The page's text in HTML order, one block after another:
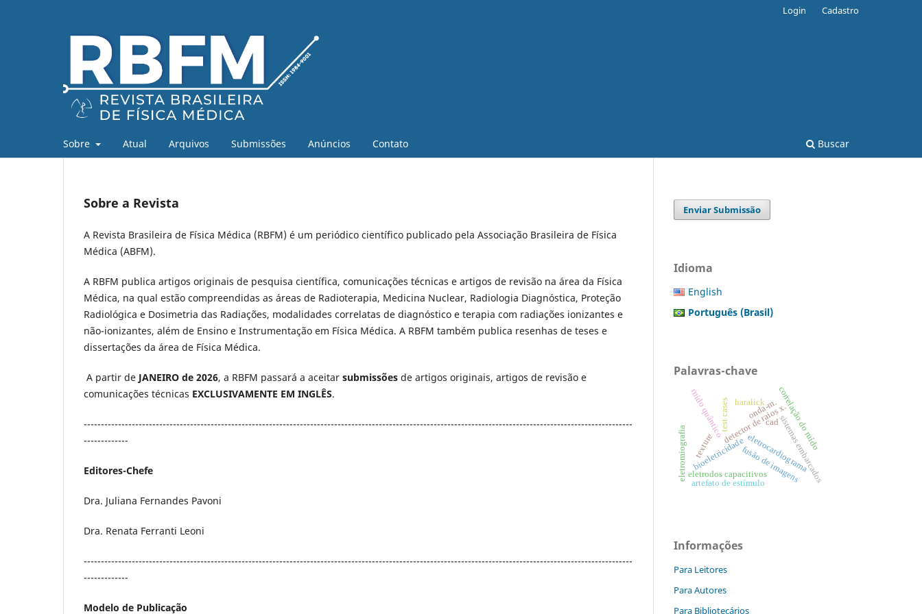
Sobre Atual Arquivos Submissões Anúncios Contato Buscar
Login Cadastro
Sobre a Revista
A Revista Brasileira de Física Médica (RBFM) é um periódico científico publicado pela Associação Brasileira de Física
Médica (ABFM).
A RBFM publica artigos originais de pesquisa científica, comunicações técnicas e artigos de revisão na área da Física
Médica, na qual estão compreendidas as áreas de Radioterapia, Medicina Nuclear, Radiologia Diagnóstica, Proteção
Radiológica e Dosimetria das Radiações, modalidades correlatas de diagnóstico e terapia com radiações ionizantes e
não-ionizantes, além de Ensino e Instrumentação em Física Médica. A RBFM também publica resenhas de teses e
dissertações da área de Física Médica.
A partir de JANEIRO de 2026, a RBFM passará a aceitar submissões de artigos originais, artigos de revisão e
comunicações técnicas EXCLUSIVAMENTE EM INGLÊS.
----------------------------------------------------------------------------------------------------------------------------------------------------------------
-------------
Editores-Chefe
Dra. Juliana Fernandes Pavoni
Dra. Renata Ferranti Leoni
----------------------------------------------------------------------------------------------------------------------------------------------------------------
-------------
Modelo de Publicação
Enviar Submissão
Idioma
English
Português (Brasil)
Palavras-chave
detector de raios x.
bioeletricidade sistemas embarcados
eletrocardiograma
eletrodos capacitivos
ruído quântico correlação do ruído
eletromiografia fusão de imagens
test cases onda-m.
artefato de estímulo
cad
haralick
texture
Informações
Para Leitores
Para Autores
Para Bibliotecários